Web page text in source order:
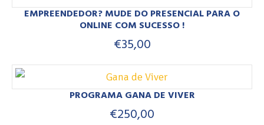
EMPREENDEDOR? MUDE DO PRESENCIAL PARA O
ONLINE COM SUCESSO !
€35,00
PROGRAMA GANA DE VIVER
€250,00